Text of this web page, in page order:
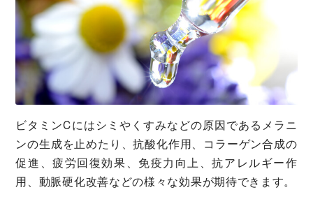
ビタミンCにはシミやくすみなどの原因であるメラニ
ンの生成を止めたり、抗酸化作用、コラーゲン合成の
促進、疲労回復効果、免疫力向上、抗アレルギー作
用、動脈硬化改善などの様々な効果が期待できます。